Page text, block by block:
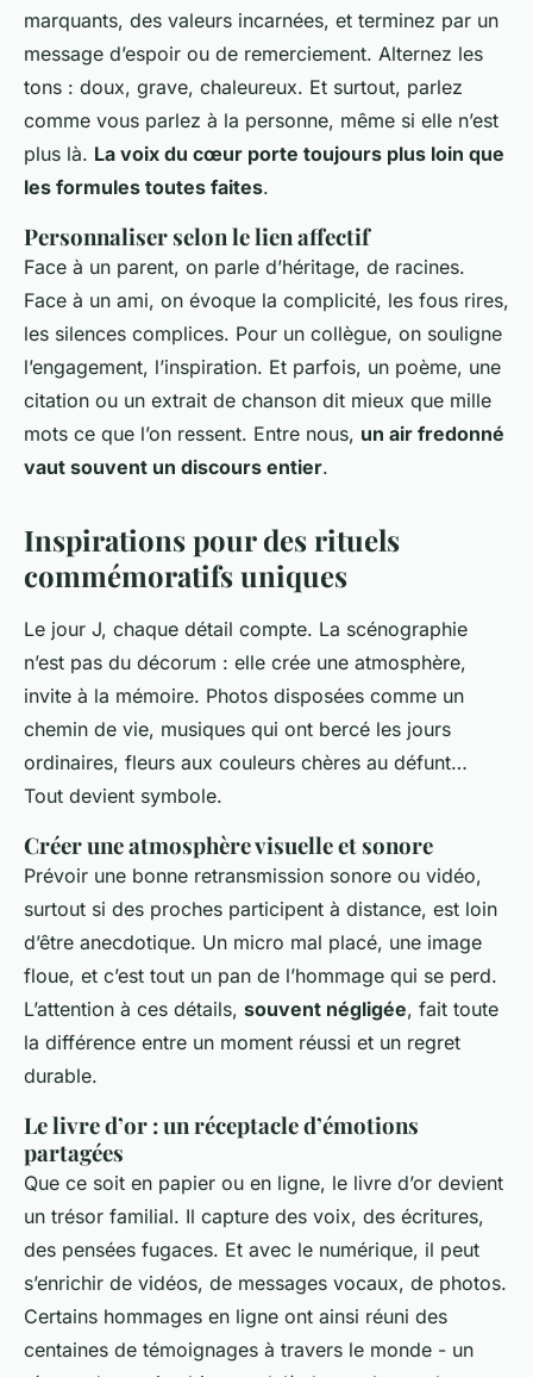
marquants, des valeurs incarnées, et terminez par un
message d’espoir ou de remerciement. Alternez les
tons : doux, grave, chaleureux. Et surtout, parlez
comme vous parlez à la personne, même si elle n’est
plus là. La voix du cœur porte toujours plus loin que
les formules toutes faites.
Personnaliser selon le lien affectif
Face à un parent, on parle d’héritage, de racines.
Face à un ami, on évoque la complicité, les fous rires,
les silences complices. Pour un collègue, on souligne
l’engagement, l’inspiration. Et parfois, un poème, une
citation ou un extrait de chanson dit mieux que mille
mots ce que l’on ressent. Entre nous, un air fredonné
vaut souvent un discours entier.
Inspirations pour des rituels
commémoratifs uniques
Le jour J, chaque détail compte. La scénographie
n’est pas du décorum : elle crée une atmosphère,
invite à la mémoire. Photos disposées comme un
chemin de vie, musiques qui ont bercé les jours
ordinaires, fleurs aux couleurs chères au défunt…
Tout devient symbole.
Créer une atmosphère visuelle et sonore
Prévoir une bonne retransmission sonore ou vidéo,
surtout si des proches participent à distance, est loin
d’être anecdotique. Un micro mal placé, une image
floue, et c’est tout un pan de l’hommage qui se perd.
L’attention à ces détails, souvent négligée, fait toute
la différence entre un moment réussi et un regret
durable.
Le livre d’or : un réceptacle d’émotions
partagées
Que ce soit en papier ou en ligne, le livre d’or devient
un trésor familial. Il capture des voix, des écritures,
des pensées fugaces. Et avec le numérique, il peut
s’enrichir de vidéos, de messages vocaux, de photos.
Certains hommages en ligne ont ainsi réuni des
centaines de témoignages à travers le monde - un